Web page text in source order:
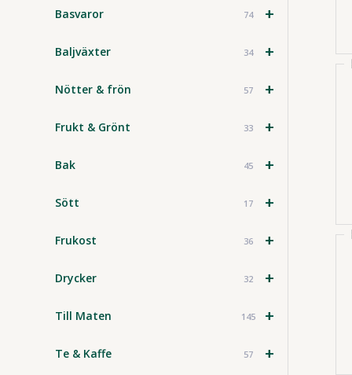
+
Basvaror 74
+
Baljväxter 34
+
Nötter & frön 57
+
Frukt & Grönt 33
+
Bak 45
+
Sött 17
+
Frukost 36
+
Drycker 32
+
Till Maten 145
+
Te & Kaffe 57